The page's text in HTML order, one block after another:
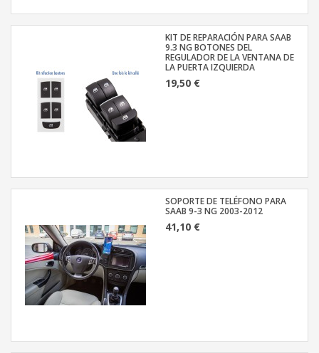
KIT DE REPARACIÓN PARA SAAB
9.3 NG BOTONES DEL
REGULADOR DE LA VENTANA DE
LA PUERTA IZQUIERDA
19,50 €
SOPORTE DE TELÉFONO PARA
SAAB 9-3 NG 2003-2012
41,10 €